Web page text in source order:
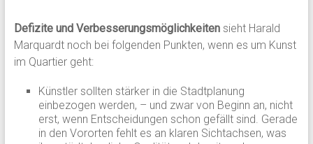
Defizite und Verbesserungsmöglichkeitensieht Harald
Marquardt noch bei folgenden Punkten, wenn es um Kunst
im Quartier geht:
Künstler sollten stärker in die Stadtplanung
einbezogen werden, – und zwar von Beginn an, nicht
erst, wenn Entscheidungen schon gefällt sind. Gerade
in den Vororten fehlt es an klaren Sichtachsen, was